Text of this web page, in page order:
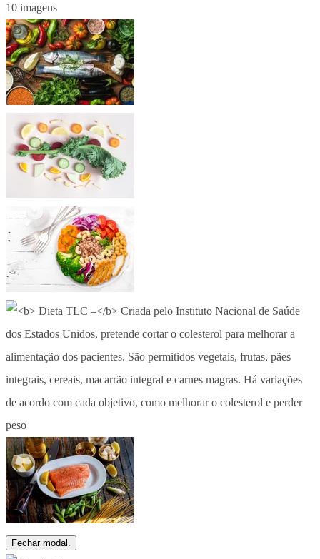
10 imagens
Fechar modal.